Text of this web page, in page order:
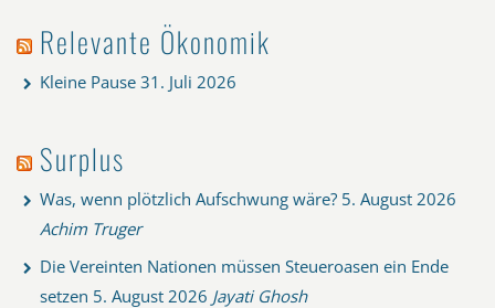
Relevante Ökonomik
Kleine Pause 31. Juli 2026
Surplus
Was, wenn plötzlich Aufschwung wäre? 5. August 2026
Achim Truger
Die Vereinten Nationen müssen Steueroasen ein Ende
setzen 5. August 2026 Jayati Ghosh